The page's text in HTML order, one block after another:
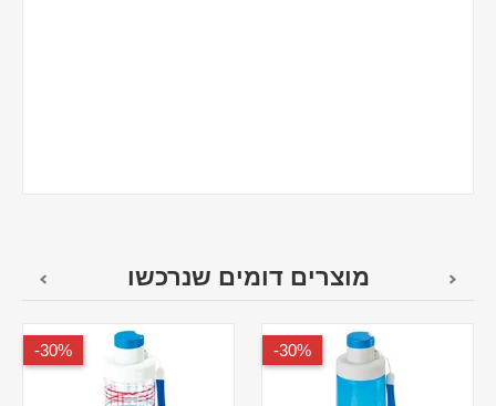
מוצרים דומים שנרכשו
30%-
30%-